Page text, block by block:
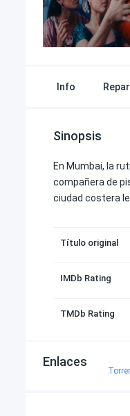
Info
Sinopsis
En Mumbai, la
compañera de
ciudad costera
Título original
IMDb Rating
TMDb Rating
Enlaces